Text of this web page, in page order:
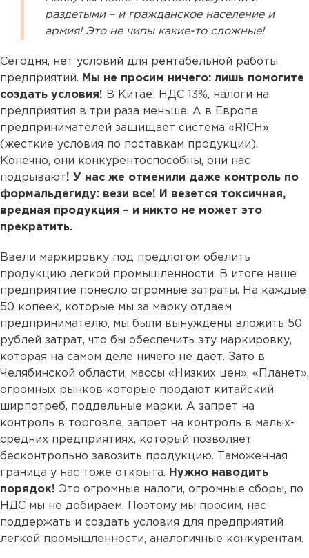
раздетыми – и гражданское население и
армия! Это не чипы какие-то сложные!
Сегодня, нет условий для рентабельной работы
предприятий. Мы не просим ничего: лишь помогите
создать условия! В Китае: НДС 13%, налоги на
предприятия в три раза меньше. А в Европе
предпринимателей защищает система «RICH»
(жесткие условия по поставкам продукции).
Конечно, они конкурентоспособны, они нас
подрывают! У нас же отменили даже контроль по
формальдегиду: вези все! И везется токсичная,
вредная продукция – и никто не может это
прекратить.
Ввели маркировку под предлогом обелить
продукцию легкой промышленности. В итоге наше
предприятие понесло огромные затраты. На каждые
50 копеек, которые мы за марку отдаем
предпринимателю, мы были вынуждены вложить 50
рублей затрат, что бы обеспечить эту маркировку,
которая на самом деле ничего не дает. Зато в
Челябинской области, массы «Низких цен», «Планет»,
огромных рынков которые продают китайский
ширпотреб, поддельные марки. А запрет на
контроль в торговле, запрет на контроль в малых-
средних предприятиях, который позволяет
бесконтрольно завозить продукцию. Таможенная
граница у нас тоже открыта. Нужно наводить
порядок! Это огромные налоги, огромные сборы, по
НДС мы не добираем. Поэтому мы просим, нас
поддержать и создать условия для предприятий
легкой промышленности, аналогичные конкурентам.